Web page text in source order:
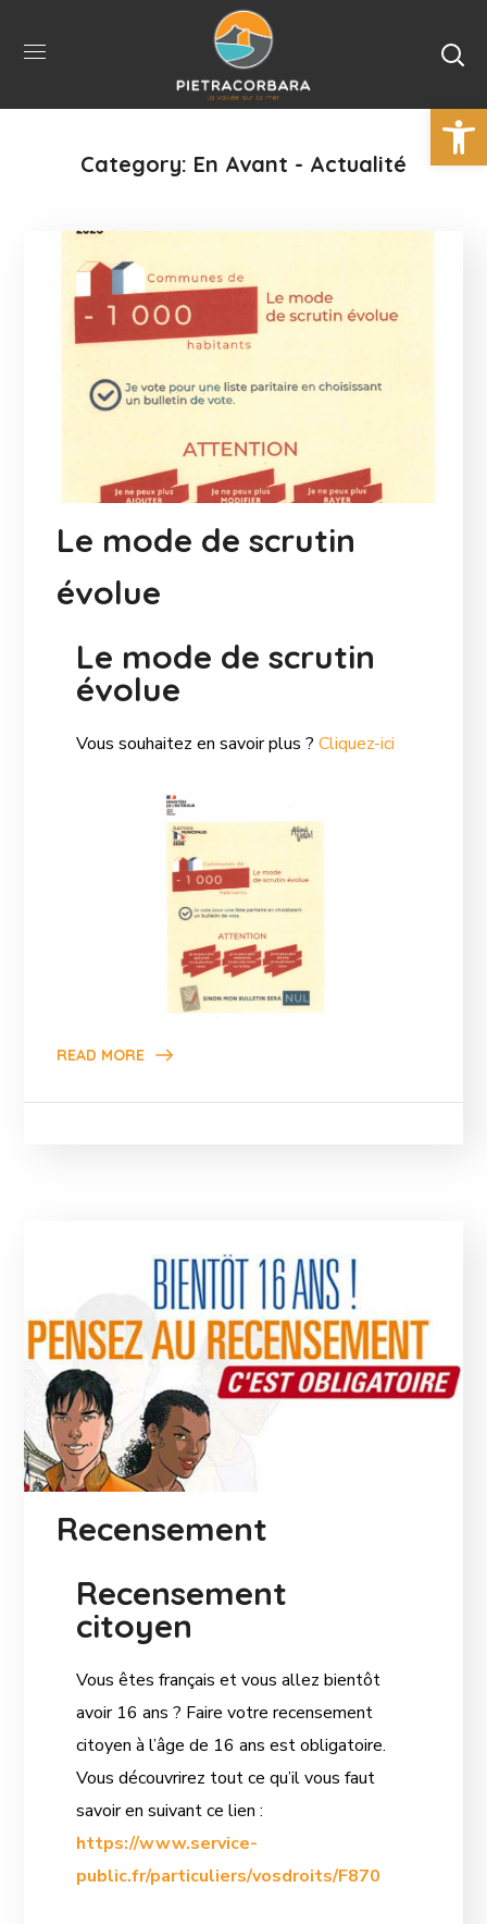
Ouvrir
Category: En Avant - Actualité
Le mode de scrutin
évolue
Le mode de scrutin
évolue
Vous souhaitez en savoir plus ? Cliquez-ici
READ MORE
Recensement
Recensement
citoyen
Vous êtes français et vous allez bientôt
avoir 16 ans ? Faire votre recensement
citoyen à l’âge de 16 ans est obligatoire.
Vous découvrirez tout ce qu’il vous faut
savoir en suivant ce lien :
https://www.service-
public.fr/particuliers/vosdroits/F870